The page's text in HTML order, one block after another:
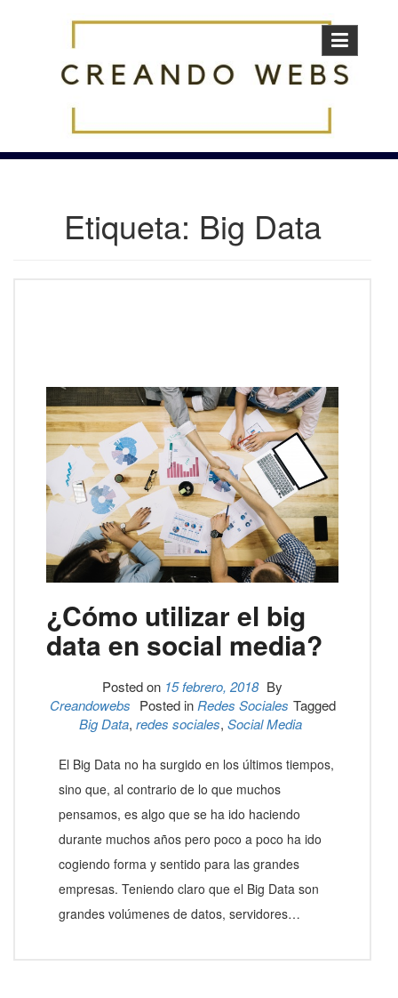
Etiqueta: Big Data
¿Cómo utilizar el big
data en social media?
Posted on 15 febrero, 2018 By
Creandowebs Posted in Redes Sociales Tagged
Big Data, redes sociales, Social Media
El Big Data no ha surgido en los últimos tiempos,
sino que, al contrario de lo que muchos
pensamos, es algo que se ha ido haciendo
durante muchos años pero poco a poco ha ido
cogiendo forma y sentido para las grandes
empresas. Teniendo claro que el Big Data son
grandes volúmenes de datos, servidores…